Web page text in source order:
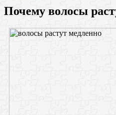
Почему волосы